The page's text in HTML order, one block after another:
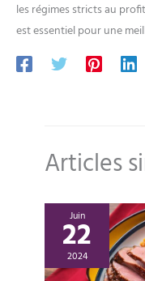
les régimes stricts au
est essentiel pour une
Articles
Juin
22
2024